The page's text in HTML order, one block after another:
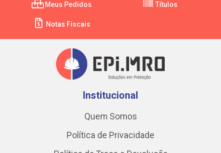
Meus Pedidos Títulos
Notas Fiscais
Institucional
Quem Somos
Política de Privacidade